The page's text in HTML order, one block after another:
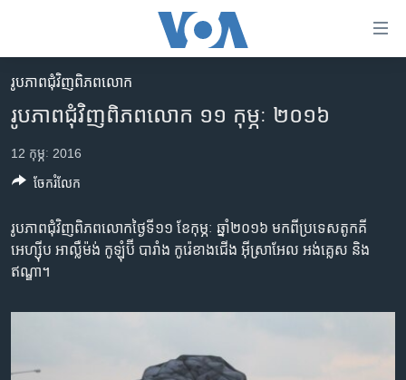
គេហទំព័រ​
រំលង​
និង​
ព័ត៌មាន​​
តែ​
ម្តង
កម្ពុជា
អន្តរជាតិ
អាមេរិក
ហេឡូវីអូអេ
កម្ពុជាច្នៃប្រតិដ្ឋ
រូបភាព​ជុំ​វិញ​ពិភពលោក
រូបភាព​ជុំ​វិញ​ពិភពលោក ១១ កុម្ភៈ ២០១៦
12 កុម្ភៈ 2016
រូបភាព​ជុំ​វិញ​ពិភពលោកថ្ងៃ​ទី១១ ខែកុម្ភៈ ឆ្នាំ២០១៦ មក​ពី​ប្រទេស​តូកគី​
អេហ្ស៊ីប អាល្លឺម៉ង់ កូឡុំប៊ី បារាំង កូរ៉េខាងជើង អ៊ីស្រាអែល អង់គ្លេស និង​
ឥណ្ឌា។
ចែករំលែក